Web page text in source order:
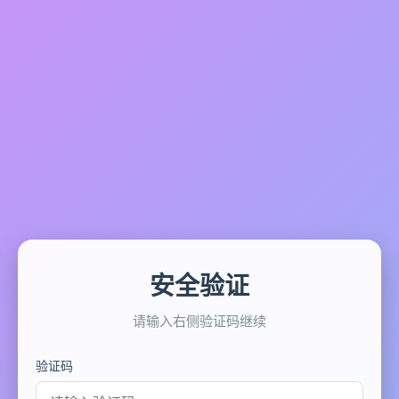
安全验证
请输入右侧验证码继续
验证码